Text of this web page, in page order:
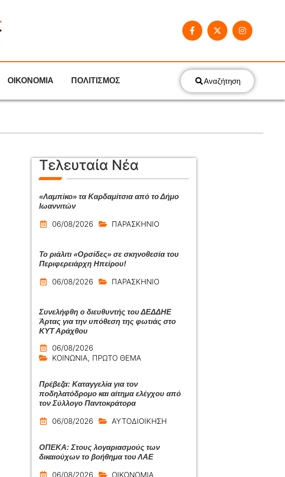
ΟΙΚΟΝΟΜΙΑ ΠΟΛΙΤΙΣΜΟΣ Αναζήτηση
Τελευταία Νέα
«Λαμπίκο» τα Καρδαμίτσια από το Δήμο
Ιωαννιτών
06/08/2026 ΠΑΡΑΣΚΗΝΙΟ
Το ριάλιτι «Ορσίδες» σε σκηνοθεσία του
Περιφερειάρχη Ηπείρου!
06/08/2026 ΠΑΡΑΣΚΗΝΙΟ
Συνελήφθη ο διευθυντής του ΔΕΔΔΗΕ
Άρτας για την υπόθεση της φωτιάς στο
ΚΥΤ Αράχθου
06/08/2026
ΚΟΙΝΩΝΙΑ, ΠΡΩΤΟ ΘΕΜΑ
Πρέβεζα: Καταγγελία για τον
ποδηλατόδρομο και αίτημα ελέγχου από
τον Σύλλογο Παντοκράτορα
06/08/2026 ΑΥΤΟΔΙΟΙΚΗΣΗ
ΟΠΕΚΑ: Στους λογαριασμούς των
δικαιούχων το βοήθημα του ΛΑΕ
06/08/2026 ΟΙΚΟΝΟΜΙΑ